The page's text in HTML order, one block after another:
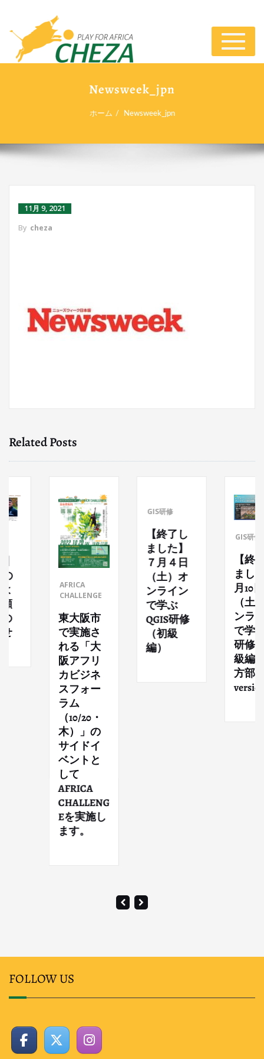
ナ
ビ
ゲ
り
替
Newsweek_jpn
ホーム Newsweek_jpn
11月 9, 2021
By cheza
Related Posts
AFRICA
CHALLENGE
東大阪市
で実施さ
れる「大
阪アフリ
カビジネ
スフォー
ラム
（10/20・
木）」の
サイドイ
ベントと
して
AFRICA
CHALLENG
Eを実施し
ます。
GIS研修
【終了し
ました】
７月４日
（土）オ
ンライン
で学ぶ
QGIS研修
（初級
編）
GIS研修
【終了し
ました】
月10日
（土）オ
ンライン
で学ぶ
研修（中
級編・地
方部
version）
FOLLOW US